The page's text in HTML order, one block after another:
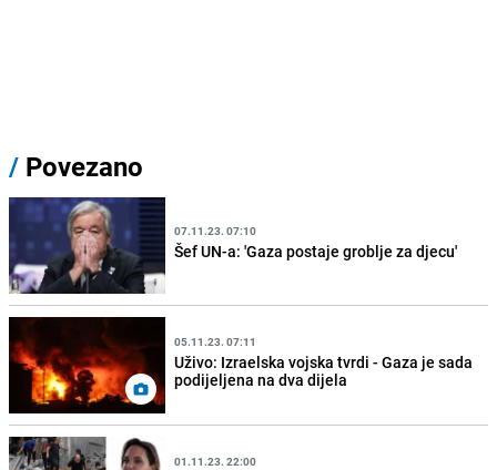
/ Povezano
07.11.23. 07:10
Šef UN-a: 'Gaza postaje groblje za djecu'
05.11.23. 07:11
Uživo: Izraelska vojska tvrdi - Gaza je sada
podijeljena na dva dijela
01.11.23. 22:00